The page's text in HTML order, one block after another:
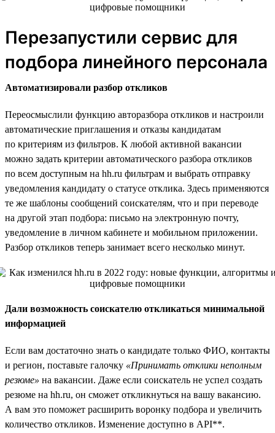
Перезапустили сервис для
подбора линейного персонала
Автоматизировали разбор откликов
Переосмыслили функцию авторазбора откликов и настроили
автоматические приглашения и отказы кандидатам
по критериям из фильтров. К любой активной вакансии
можно задать критерии автоматического разбора откликов
по всем доступным на hh.ru фильтрам и выбрать отправку
уведомления кандидату о статусе отклика. Здесь применяются
те же шаблоны сообщений соискателям, что и при переводе
на другой этап подбора: письмо на электронную почту,
уведомление в личном кабинете и мобильном приложении.
Разбор откликов теперь занимает всего несколько минут.
Дали возможность соискателю откликаться минимальной
информацией
Если вам достаточно знать о кандидате только ФИО, контакты
и регион, поставьте галочку «Принимать отклики неполным
резюме» на вакансии. Даже если соискатель не успел создать
резюме на hh.ru, он сможет откликнуться на вашу вакансию.
А вам это поможет расширить воронку подбора и увеличить
количество откликов. Изменение доступно в API**.